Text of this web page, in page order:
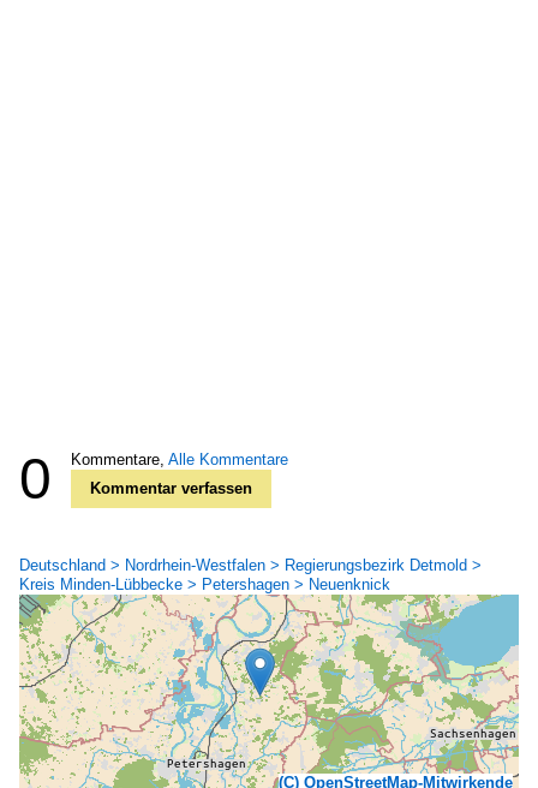
0 Kommentare, Alle Kommentare
Kommentar verfassen
Deutschland > Nordrhein-Westfalen > Regierungsbezirk Detmold >
Kreis Minden-Lübbecke > Petershagen > Neuenknick
(C) OpenStreetMap-Mitwirkende